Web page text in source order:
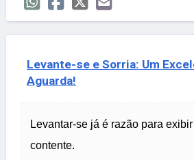
Levante-se e Sorria: Um
Aguarda!
Levantar-se já é razão para
contente.